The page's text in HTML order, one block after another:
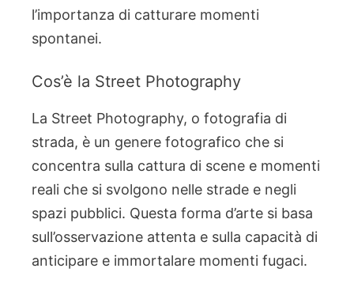
l’importanza di catturare momenti
spontanei.
Cos’è la Street Photography
La Street Photography, o fotografia di
strada, è un genere fotografico che si
concentra sulla cattura di scene e momenti
reali che si svolgono nelle strade e negli
spazi pubblici. Questa forma d’arte si basa
sull’osservazione attenta e sulla capacità di
anticipare e immortalare momenti fugaci.